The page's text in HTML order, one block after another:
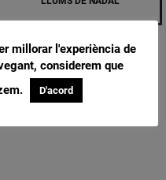
millorar l'experiència de
considerem que
D'acord